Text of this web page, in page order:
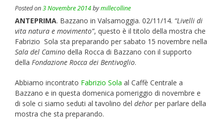
Posted on3 Novembre 2014bymillecolline
ANTEPRIMA. Bazzano in Valsamoggia. 02/11/14. “Livelli di
vita natura e movimento”, questo è il titolo della mostra che
Fabrizio Sola sta preparando per sabato 15 novembre nella
Sala del Camino della Rocca di Bazzano con il supporto
della Fondazione Rocca dei Bentivoglio.
Abbiamo incontrato Fabrizio Sola al Caffè Centrale a
Bazzano e in questa domenica pomeriggio di novembre e
di sole ci siamo seduti al tavolino del dehor per parlare della
mostra che sta preparando.